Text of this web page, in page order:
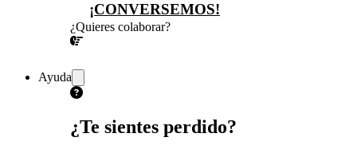
¡CONVERSEMOS!
¿Quieres colaborar?
Ayuda
¿Te sientes perdido?